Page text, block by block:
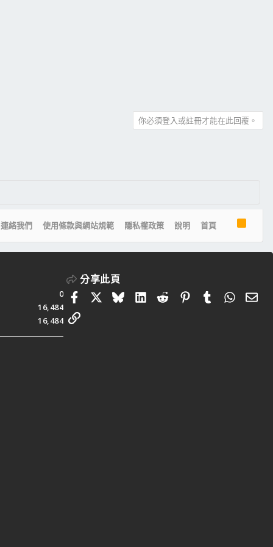
你必須登入或註冊才能在此回覆。
連絡我們 使用條款與網站規範 隱私權政策 說明 首頁
0
16,484
16,484
分享此頁
FacebookBlueskyLinkedIn
RedditPinterestTumblr 電
連結